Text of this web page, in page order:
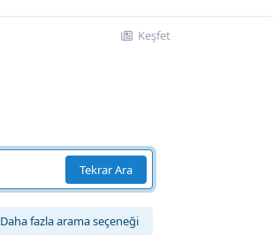
Keşfet
Tekrar Ara
Daha fazla arama seçeneği